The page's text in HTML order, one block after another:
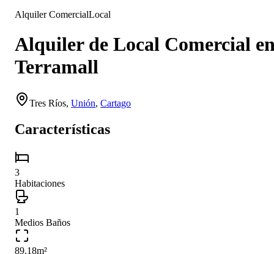
Alquiler ComercialLocal
Alquiler de Local Comercial
Terramall
Tres Ríos, Unión, Cartago
Características
3
Habitaciones
1
Medios Baños
89.18m²